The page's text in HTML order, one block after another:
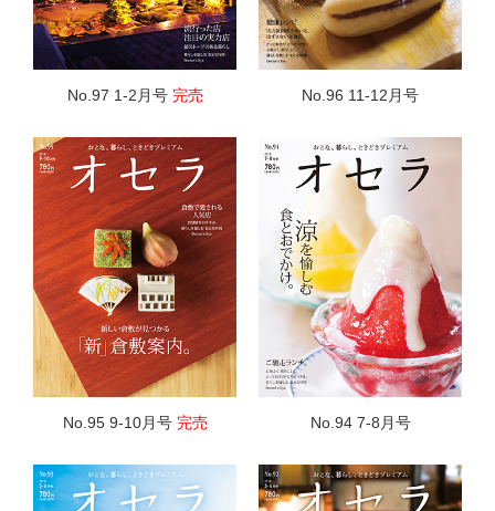
No.97 1-2月号 完売 No.96 11-12月号
No.95 9-10月号 完売 No.94 7-8月号